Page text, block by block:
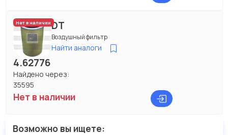
Нет в наличииDT
Воздушный фильтр
Найти аналоги
4.62776
Найдено через:
35595
Нет в наличии
Возможно вы ищете: